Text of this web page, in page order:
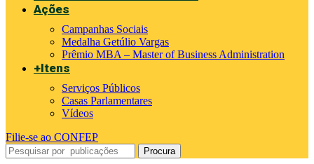
Ações
Campanhas Sociais
Medalha Getúlio Vargas
Prêmio MBA – Master of Business Administration
+Itens
Serviços Públicos
Casas Parlamentares
Vídeos
Filie-se ao CONFEP
Procura